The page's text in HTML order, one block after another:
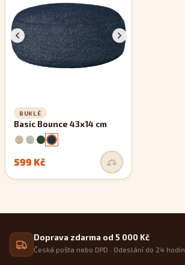
zachovávají si své rovné linie.
BUKLÉ
Basic Bounce 43x14 cm
599 Kč
Doprava zdarma od 5 000 Kč
Česká pošta nebo DPD . Odeslání do 24 hodin.